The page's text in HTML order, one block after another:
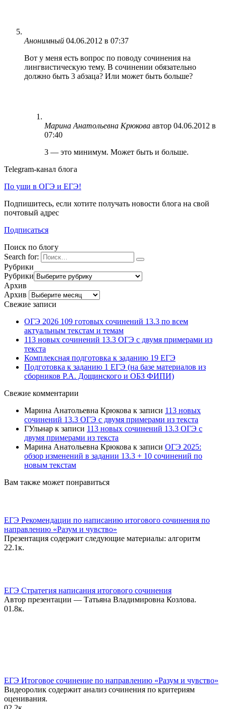
Анонимный 04.06.2012 в 07:37
Вот у меня есть вопрос по поводу сочинения на
лингвистическую тему. В сочинении обязательно
должно быть 3 абзаца? Или может быть больше?
Марина Анатольевна Крюкова автор 04.06.2012 в
07:40
3 — это минимум. Может быть и больше.
Telegram-канал блога
По уши в ОГЭ и ЕГЭ!
Подпишитесь, если хотите получать новости блога на свой
почтовый адрес
Подписаться
Поиск по блогу
Search for:
Рубрики
Рубрики
Архив
Архив
Свежие записи
ОГЭ 2026 109 готовых сочинений 13.3 по всем
актуальным текстам и темам
113 новых сочинений 13.3 ОГЭ с двумя примерами из
текста
Комплексная подготовка к заданию 19 ЕГЭ
Подготовка к заданию 1 ЕГЭ (на базе материалов из
сборников Р.А. Дощинского и ОБЗ ФИПИ)
Свежие комментарии
Марина Анатольевна Крюкова к записи 113 новых
сочинений 13.3 ОГЭ с двумя примерами из текста
ГУльнар к записи 113 новых сочинений 13.3 ОГЭ с
двумя примерами из текста
Марина Анатольевна Крюкова к записи ОГЭ 2025:
обзор изменений в задании 13.3 + 10 сочинений по
новым текстам
Вам также может понравиться
ЕГЭ Рекомендации по написанию итогового сочинения по
направлению «Разум и чувство»
Презентация содержит следующие материалы: алгоритм
22.1к.
ЕГЭ Стратегия написания итогового сочинения
Автор презентации — Татьяна Владимировна Козлова.
01.8к.
ЕГЭ Итоговое сочинение по направлению «Разум и чувство»
Видеоролик содержит анализ сочинения по критериям
оценивания.